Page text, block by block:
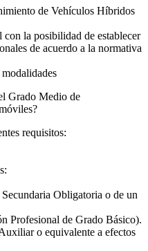
de Vehículos Híbridos
la posibilidad de establecer
de acuerdo a la normativa
Grado Medio de
requisitos:
Obligatoria o de un
Profesional de Grado Básico).
o equivalente a efectos